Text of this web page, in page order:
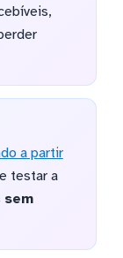
a partir
testar a
sem